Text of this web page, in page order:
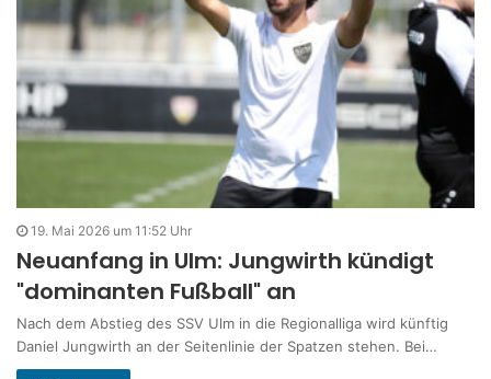
19. Mai 2026 um 11:52 Uhr
Neuanfang in Ulm: Jungwirth kündigt
"dominanten Fußball" an
Nach dem Abstieg des SSV Ulm in die Regionalliga wird künftig
Daniel Jungwirth an der Seitenlinie der Spatzen stehen. Bei…